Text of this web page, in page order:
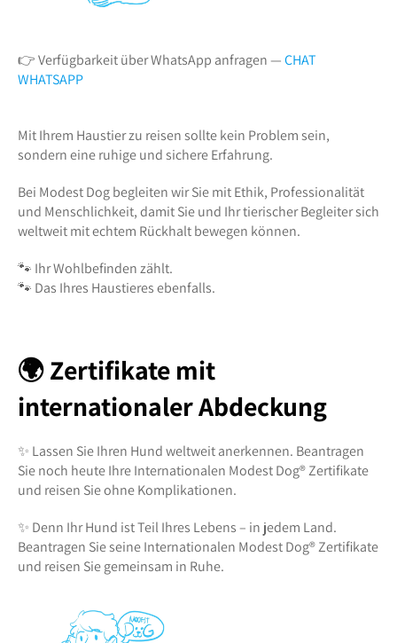
👉 Verfügbarkeit über WhatsApp anfragen —CHAT
WHATSAPP
Mit Ihrem Haustier zu reisen sollte kein Problem sein,
sondern eine ruhige und sichere Erfahrung.
Bei Modest Dog begleiten wir Sie mit Ethik, Professionalität
und Menschlichkeit, damit Sie und Ihr tierischer Begleiter sich
weltweit mit echtem Rückhalt bewegen können.
🐾 Ihr Wohlbefinden zählt.
🐾 Das Ihres Haustieres ebenfalls.
🌍 Zertifikate mit
internationaler Abdeckung
✨ Lassen Sie Ihren Hund weltweit anerkennen. Beantragen
Sie noch heute Ihre Internationalen Modest Dog®️ Zertifikate
und reisen Sie ohne Komplikationen.
✨ Denn Ihr Hund ist Teil Ihres Lebens – in jedem Land.
Beantragen Sie seine Internationalen Modest Dog®️ Zertifikate
und reisen Sie gemeinsam in Ruhe.